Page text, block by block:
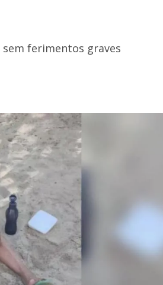
ferimentos graves